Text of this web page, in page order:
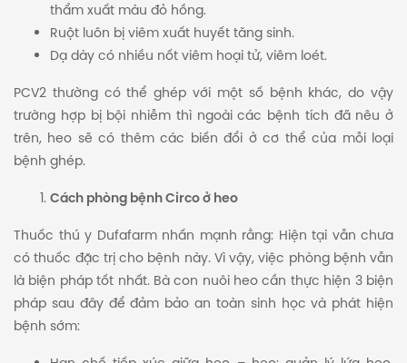
thẩm xuất màu đỏ hồng.
Ruột luôn bị viêm xuất huyết tăng sinh.
Dạ dày có nhiều nốt viêm hoại tử, viêm loét.
PCV2 thường có thể ghép với một số bệnh khác, do vậy
trường hợp bị bội nhiễm thì ngoài các bệnh tích đã nêu ở
trên, heo sẽ có thêm các biến đổi ở cơ thể của mỗi loại
bệnh ghép.
Cách phòng bệnh Circo ở heo
Thuốc thú y Dufafarm nhấn mạnh rằng: Hiện tại vẫn chưa
có thuốc đặc trị cho bệnh này. Vì vậy, việc phòng bệnh vẫn
là biện pháp tốt nhất. Bà con nuôi heo cần thực hiện 3 biện
pháp sau đây để đảm bảo an toàn sinh học và phát hiện
bệnh sớm: